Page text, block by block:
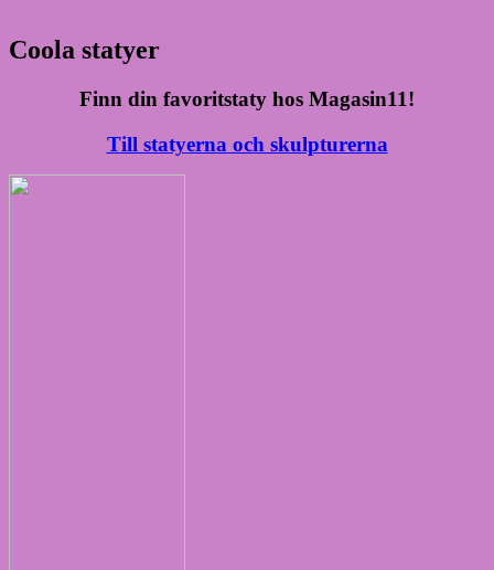
Coola statyer
Finn din favoritstaty hos Magasin11!
Till statyerna och skulpturerna